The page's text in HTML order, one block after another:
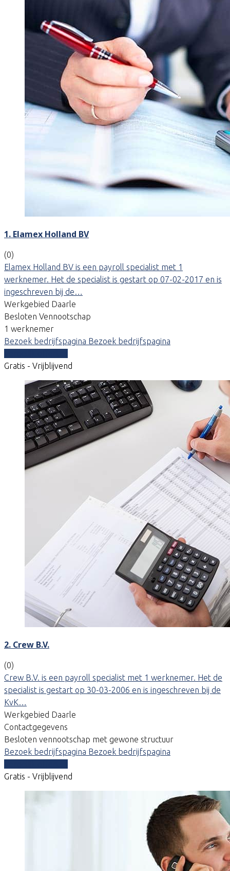
1. Elamex Holland BV
(0)
Elamex Holland BV is een payroll specialist met 1
werknemer. Het de specialist is gestart op 07-02-2017 en is
ingeschreven bij de…
Werkgebied Daarle
Besloten Vennootschap
1 werknemer
Bezoek bedrijfspagina Bezoek bedrijfspagina
Gratis - Vrijblijvend
2. Crew B.V.
(0)
Crew B.V. is een payroll specialist met 1 werknemer. Het de
specialist is gestart op 30-03-2006 en is ingeschreven bij de
KvK…
Werkgebied Daarle
Contactgegevens
Besloten vennootschap met gewone structuur
Bezoek bedrijfspagina Bezoek bedrijfspagina
Gratis - Vrijblijvend